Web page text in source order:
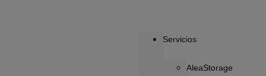
Servicios
AleaStorage